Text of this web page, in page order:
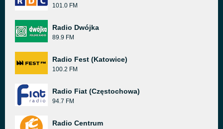
101.0 FM
Radio Dwójka
89.9 FM
Radio Fest (Katowice)
100.2 FM
Radio Fiat (Częstochowa)
94.7 FM
Radio Centrum